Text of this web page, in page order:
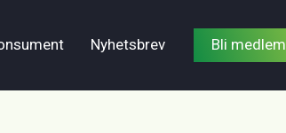
Nyhetsbrev Bli medlem